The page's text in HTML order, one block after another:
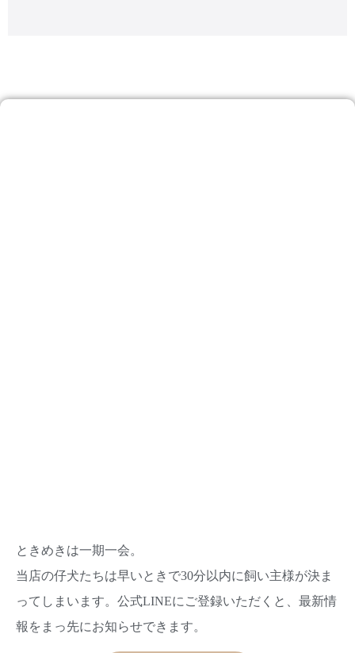
ときめきは一期一会。
当店の仔犬たちは早いときで30分以内に飼い主様が決ま
ってしまいます。公式LINEにご登録いただくと、最新情
報をまっ先にお知らせできます。